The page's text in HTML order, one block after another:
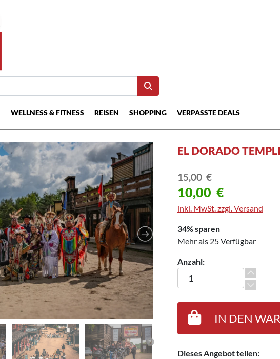
WELLNESS & FITNESS REISEN SHOPPING VERPASSTE DEALS
EL DORADO
15,00€
10,00 €
inkl. MwSt. zzgl. Versand
34% sparen
Mehr als 25 Verfügbar
Anzahl:
El Dorado Templin -
IN DEN
Dieses Angebot teilen: